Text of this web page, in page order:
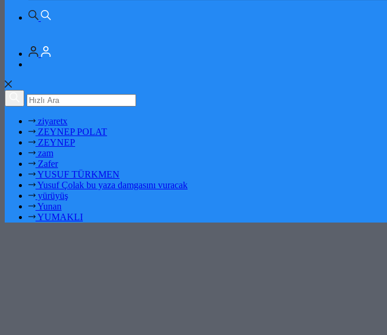
ziyaretx
ZEYNEP POLAT
ZEYNEP
zam
Zafer
YUSUF TÜRKMEN
Yusuf Çolak bu yaza damgasını vuracak
yürüyüş
Yunan
YUMAKLI